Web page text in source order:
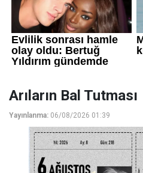
Arıların Bal Tutması
Yayınlanma: 06/08/2026 01:39